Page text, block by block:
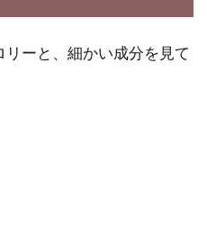
はどうして？
も、一番多くの家庭にあるのが、
ーと、細かい成分を見て